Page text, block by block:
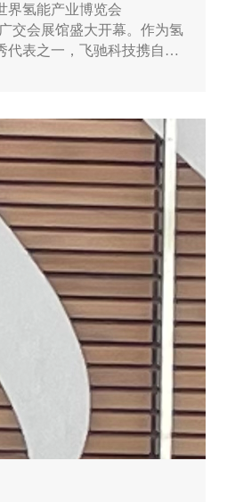
界氢能产业博览会
交会展馆盛大开幕。作为氢
代表之一，飞驰科技携自主